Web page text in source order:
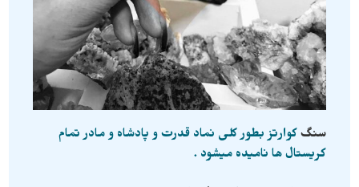
سنگ کوارتز بطور کلی نماد قدرت و پادشاه و مادر تمام
کریستال ها نامیده میشود .